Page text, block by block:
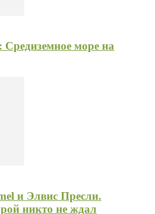
море на
и Элвис Пресли.
никто не ждал